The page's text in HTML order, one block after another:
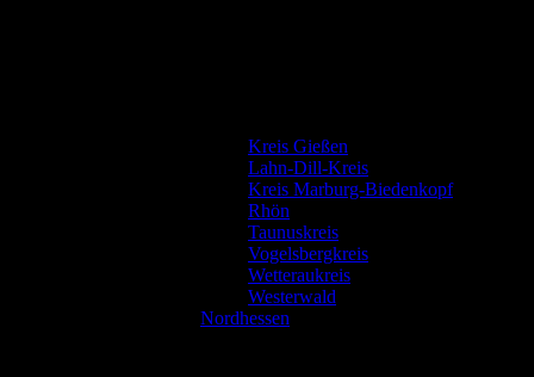
Kreis Gießen
Lahn-Dill-Kreis
Kreis Marburg-Biedenkopf
Rhön
Taunuskreis
Vogelsbergkreis
Wetteraukreis
Westerwald
Nordhessen